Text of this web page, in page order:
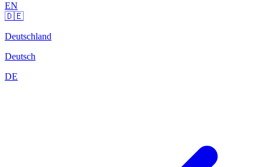
EN
🇩🇪
Deutschland
Deutsch
DE